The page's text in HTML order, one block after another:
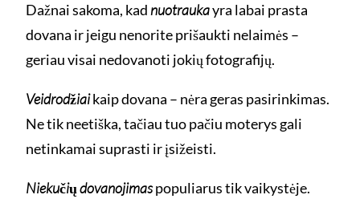
Dažnai sakoma, kad nuotraukayra labai prasta
dovana ir jeigu nenorite prišaukti nelaimės –
geriau visai nedovanoti jokių fotografijų.
Veidrodžiaikaip dovana – nėra geras pasirinkimas.
Ne tik neetiška, tačiau tuo pačiu moterys gali
netinkamai suprasti ir įsižeisti.
Niekučių dovanojimaspopuliarus tik vaikystėje.